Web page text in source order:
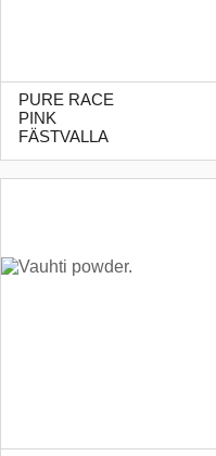
PURE RACE
PINK
FÄSTVALLA